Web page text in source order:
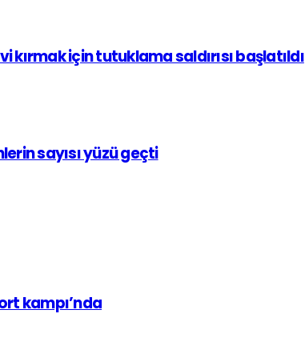
kırmak için tutuklama saldırısı başlatıldı
sayısı yüzü geçti
kampı’nda